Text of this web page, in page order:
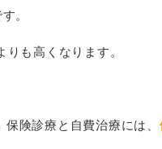
。
も高くなります。
険診療と自費治療には、